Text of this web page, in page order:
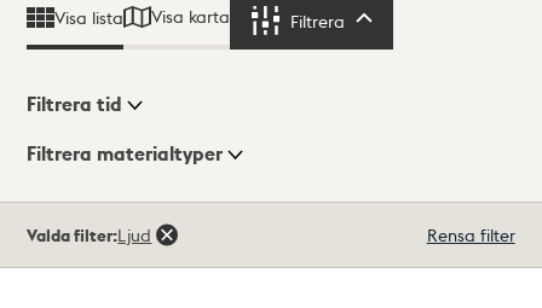
Visa lista Visa karta Filtrera
Visningsläge
Filtrera tid
Filtrera materialtyper
träffar
Valda filter:Ljud Rensa filter